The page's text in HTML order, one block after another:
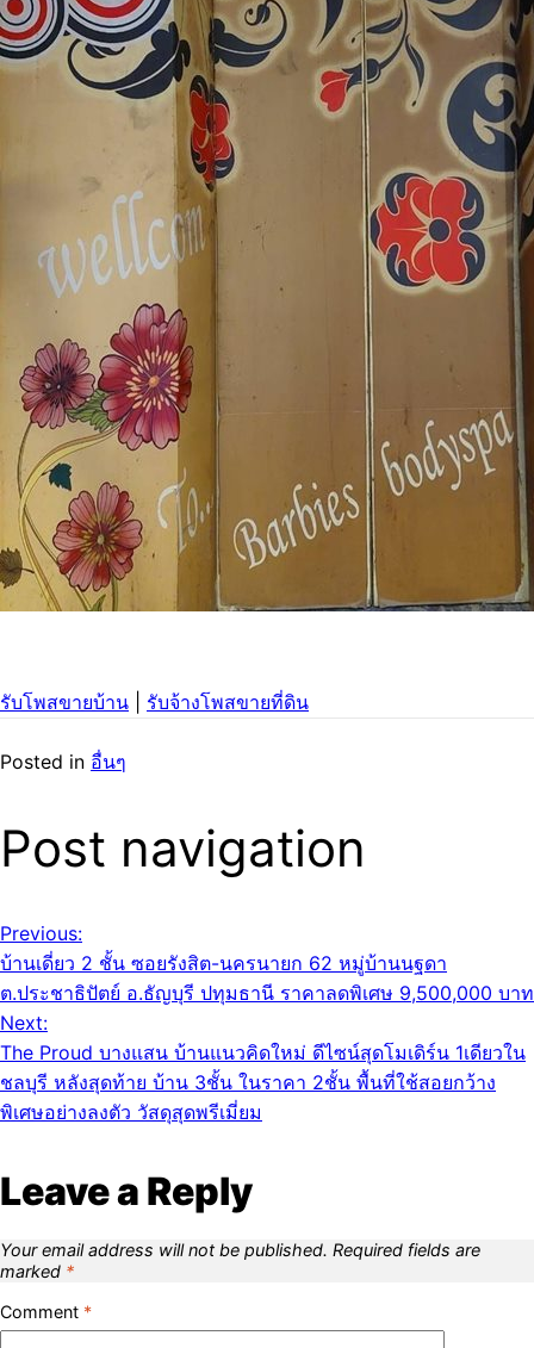
รับโพสขายบ้าน รับจ้างโพสขายที่ดิน
Posted in อื่นๆ
Post navigation
Previous:
บ้านเดี่ยว 2 ชั้น ซอยรังสิต-นครนายก 62 หมู่บ้านนฐดา
ต.ประชาธิปัตย์ อ.ธัญบุรี ปทุมธานี ราคาลดพิเศษ 9,500,000 บาท
Next:
The Proud บางแสน บ้านแนวคิดใหม่ ดีไซน์สุดโมเดิร์น 1เดียวใน
ชลบุรี หลังสุดท้าย บ้าน 3ชั้น ในราคา 2ชั้น พื้นที่ใช้สอยกว้าง
พิเศษอย่างลงตัว วัสดุสุดพรีเมี่ยม
Leave a Reply
Your email address will not be published. Required fields are
marked *
Comment *